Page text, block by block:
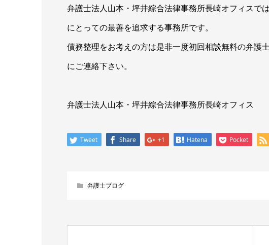
弁護士法人山本・坪井綜合法律事務所長崎オフィスで
にとっての最善を追求する事務所です。
債務整理をお考えの方は是非一度初回相談無料の弁護
にご連絡下さい。
弁護士法人山本・坪井綜合法律事務所長崎オフィス
Tweet Share +1 Hatena Pocket
弁護士ブログ